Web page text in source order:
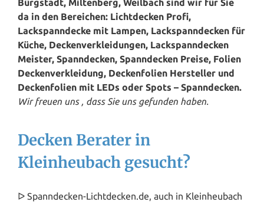
Bürgstadt, Miltenberg, Weilbach sind wir für Sie
da in den Bereichen: Lichtdecken Profi,
Lackspanndecke mit Lampen, Lackspanndecken für
Küche, Deckenverkleidungen, Lackspanndecken
Meister, Spanndecken, Spanndecken Preise, Folien
Deckenverkleidung, Deckenfolien Hersteller und
Deckenfolien mit LEDs oder Spots – Spanndecken.
Wir freuen uns , dass Sie uns gefunden haben.
Decken Berater in
Kleinheubach gesucht?
ᐅ Spanndecken-Lichtdecken.de, auch in Kleinheubach